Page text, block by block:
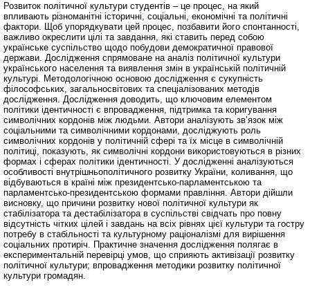
Розвиток політичної культури студентів – це процес, на який
впливають різноманітні історичні, соціальні, економічні та політичні
фактори. Щоб упорядкувати цей процес, позбавити його спонтанності,
важливо окреслити цілі та завдання, які ставить перед собою
українське суспільство щодо побудови демократичної правової
держави. Дослідження спрямоване на аналіз політичної культури
українського населення та виявлення змін в українській політичній
культурі. Методологічною основою дослідження є сукупність
філософських, загальносвітових та спеціалізованих методів
дослідження. Дослідження доводить, що ключовим елементом
політики ідентичності є впровадження, підтримка та коригування
символічних кордонів між людьми. Автори аналізують зв’язок між
соціальними та символічними кордонами, досліджують роль
символічних кордонів у політичній сфері та їх місце в символічній
політиці, показують, як символічні кордони використовуються в різних
формах і сферах політики ідентичності. У дослідженні аналізуються
особливості внутрішньополітичного розвитку України, коливання, що
відбуваються в країні між президентсько-парламентською та
парламентсько-президентською формами правління. Автори дійшли
висновку, що причини розвитку нової політичної культури як
стабілізатора та дестабілізатора в суспільстві свідчать про повну
відсутність чітких цілей і завдань на всіх рівнях цієї культури та гостру
потребу в стабільності та культурному раціоналізмі для вирішення
соціальних протиріч. Практичне значення дослідження полягає в
експериментальній перевірці умов, що сприяють активізації розвитку
політичної культури; впровадження методики розвитку політичної
культури громадян.